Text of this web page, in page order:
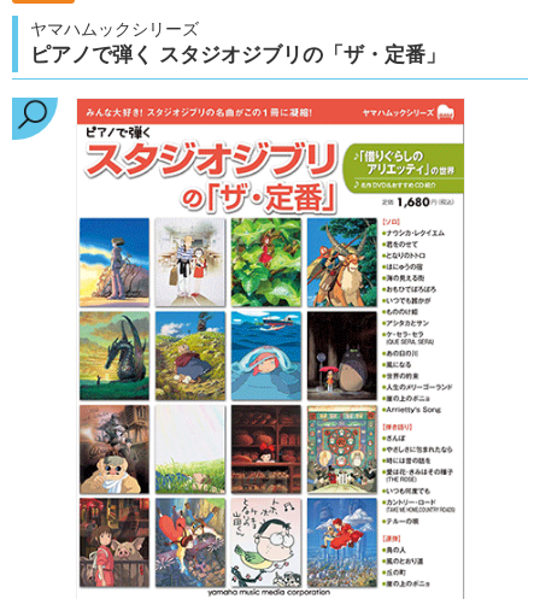
ヤマハムックシリーズ
ピアノで弾く スタジオジブリの「ザ・定番」